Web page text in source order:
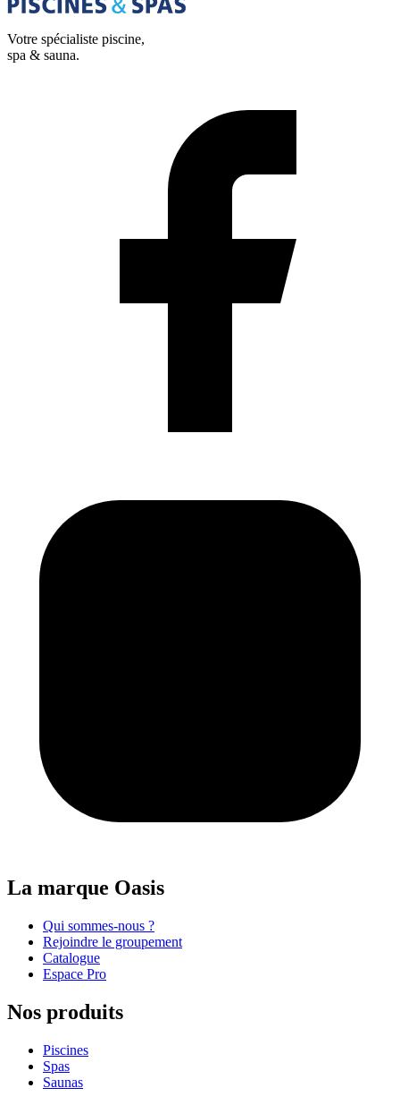
Votre spécialiste piscine,
spa & sauna.
La marque Oasis
Qui sommes-nous ?
Rejoindre le groupement
Catalogue
Espace Pro
Nos produits
Piscines
Spas
Saunas